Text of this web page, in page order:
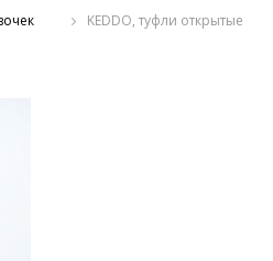
KEDDO, туфли открытые